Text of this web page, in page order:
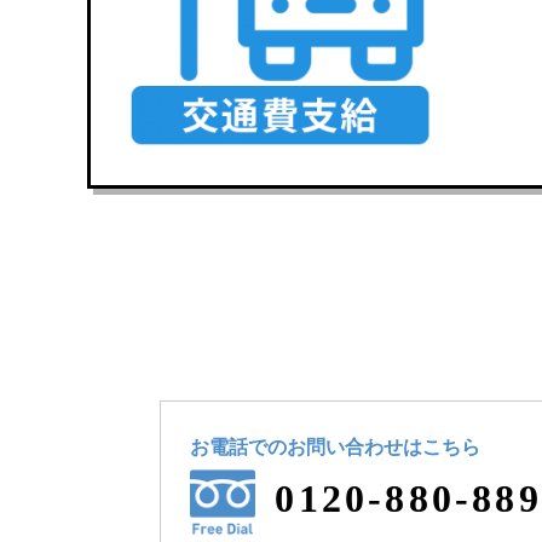
お電話でのお問い合わせはこちら
0120-880-889